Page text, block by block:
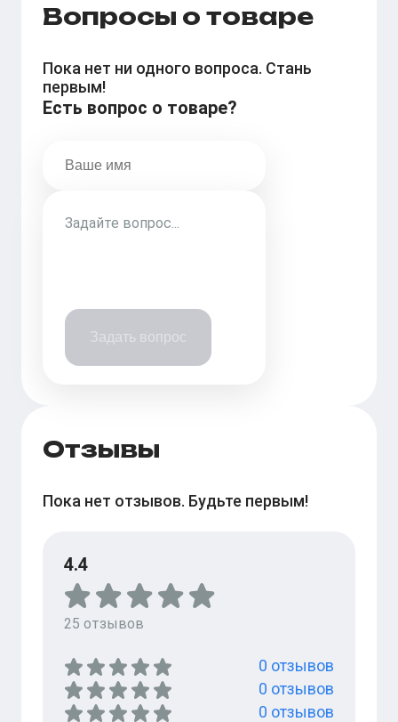
Вопросы о товаре
Пока нет ни одного вопроса. Стань
первым!
Есть вопрос о товаре?
Задать вопрос
Отзывы
Пока нет отзывов. Будьте первым!
4.4
25 отзывов
0 отзывов
0 отзывов
0 отзывов